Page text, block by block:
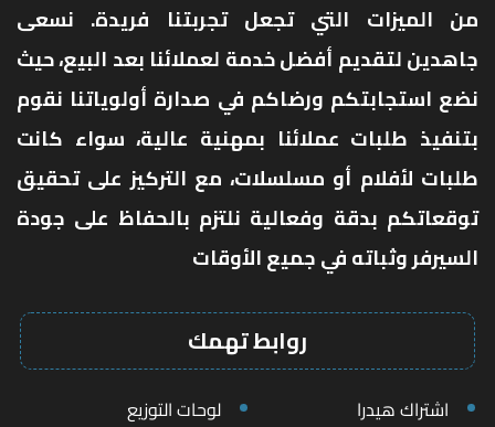
من الميزات التي تجعل تجربتنا فريدة. نسعى
جاهدين لتقديم أفضل خدمة لعملائنا بعد البيع، حيث
نضع استجابتكم ورضاكم في صدارة أولوياتنا نقوم
بتنفيذ طلبات عملائنا بمهنية عالية، سواء كانت
طلبات لأفلام أو مسلسلات، مع التركيز على تحقيق
توقعاتكم بدقة وفعالية نلتزم بالحفاظ على جودة
السيرفر وثباته في جميع الأوقات
روابط تهمك
اشتراك هيدرا
لوحات التوزيع